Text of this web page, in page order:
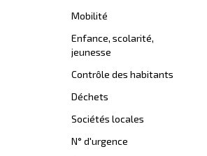
Mobilité
Enfance, scolarité,
jeunesse
Contrôle des habitants
Déchets
Sociétés locales
N° d'urgence